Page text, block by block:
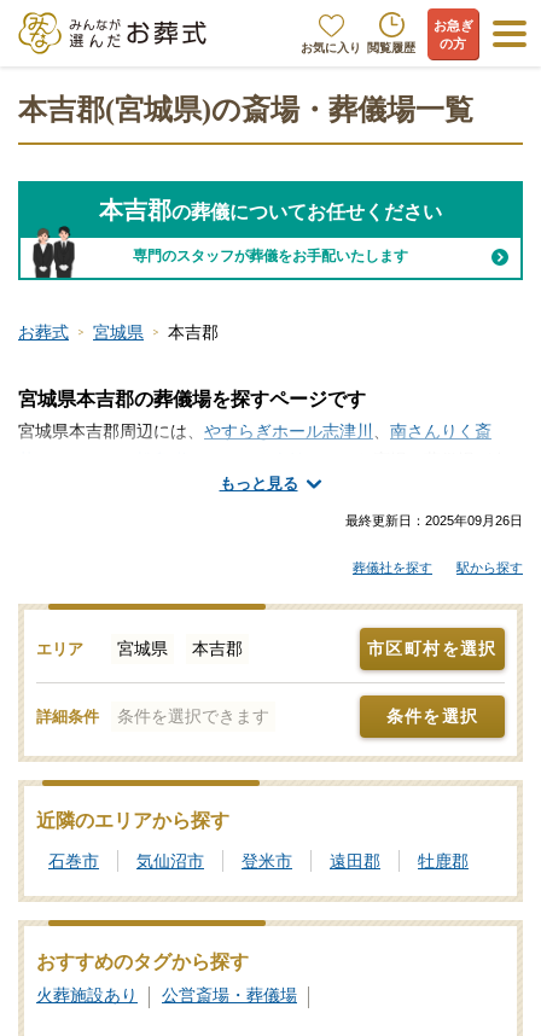
お気に入り 閲覧履歴
お急ぎ
の方
本吉郡(宮城県)の斎場・葬儀場一覧
本吉郡の葬儀についてお任せください
専門のスタッフが葬儀をお手配いたします
お葬式 宮城県 本吉郡
もっと見る
宮城県本吉郡の葬儀場を探すページです
宮城県本吉郡周辺には、 やすらぎホール志津川、 南さんりく斎
在します。本吉郡で斎場・葬儀場の情報をお探しですか？家族葬
や一日葬・火葬式などの葬儀を行う場所は、ご自宅や寺院の式
「みんなが選んだお葬式」では、斎場やセレモニーホールを調
査。それぞれの機能や評価などをご覧いただき、申込みの流れな
ど、ご不明点があれば、些細と思われることでも遠慮なくお電話
でご相談ください。家族葬や一日葬、火葬式をどこで行うのがよ
いか？その選び方や段取りの仕方をはじめ、式場・火葬場の手配
までを含めてサポートいたします。本吉郡で利用者が多い式場・
施設予約や空き日程の確認・利用状況などのお問合せも承ります
ので、まずはご相談ください。写真を見ながら場所の雰囲気や価
格相場を近隣の斎場・葬儀場とで比較したり、新設セレモニーホ
ールなどの最新情報をチェックしたりなどの情報収集を行って本
吉郡の最適な斎場・葬儀場をご確認ください。
も解説
家族葬の基礎知識｜費用や流れ、メリットと注意点について
最終更新日： 2025年09月26日
葬儀社を探す 駅から探す
エリア 宮城県 本吉郡 市区町村を選択
詳細条件 条件を選択できます 条件を選択
近隣のエリアから探す
石巻市 気仙沼市 登米市 遠田郡 牡鹿郡
おすすめのタグから探す
火葬施設あり 公営斎場・葬儀場